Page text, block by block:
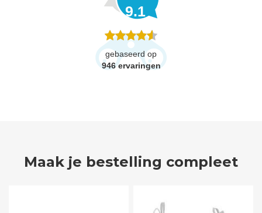
9.1
gebaseerd op
946 ervaringen
Maak je bestelling compleet